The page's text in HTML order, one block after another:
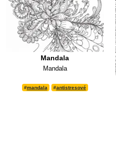
Mandala
Mandala
#mandala #antistresové